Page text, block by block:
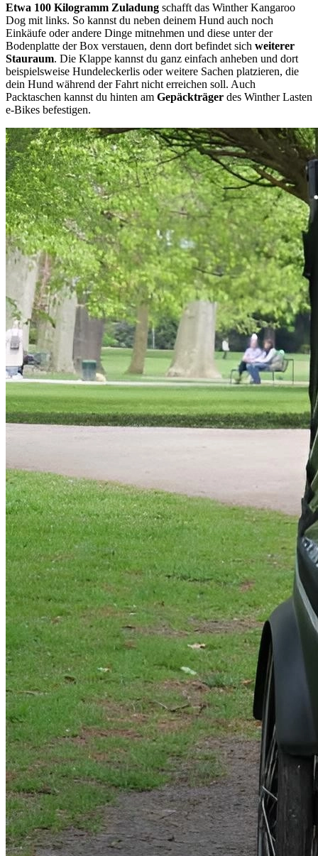
Etwa 100 Kilogramm Zuladung schafft das Winther Kangaroo
Dog mit links. So kannst du neben deinem Hund auch noch
Einkäufe oder andere Dinge mitnehmen und diese unter der
Bodenplatte der Box verstauen, denn dort befindet sich weiterer
Stauraum. Die Klappe kannst du ganz einfach anheben und dort
beispielsweise Hundeleckerlis oder weitere Sachen platzieren, die
dein Hund während der Fahrt nicht erreichen soll. Auch
Packtaschen kannst du hinten am Gepäckträger des Winther Lasten
e-Bikes befestigen.